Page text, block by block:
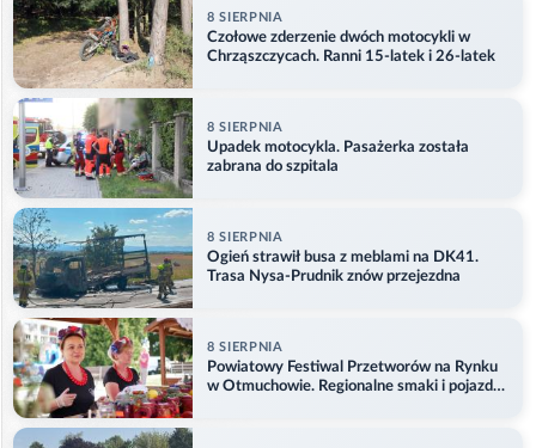
8 SIERPNIA
Czołowe zderzenie dwóch motocykli w
Chrząszczycach. Ranni 15-latek i 26-latek
8 SIERPNIA
Upadek motocykla. Pasażerka została
zabrana do szpitala
8 SIERPNIA
Ogień strawił busa z meblami na DK41.
Trasa Nysa-Prudnik znów przejezdna
8 SIERPNIA
Powiatowy Festiwal Przetworów na Rynku
w Otmuchowie. Regionalne smaki i pojazdy